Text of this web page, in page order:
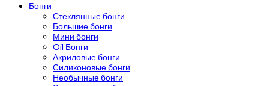
Бонги
Стеклянные бонги
Большие бонги
Мини бонги
Oil Бонги
Акриловые бонги
Силиконовые бонги
Необычные бонги